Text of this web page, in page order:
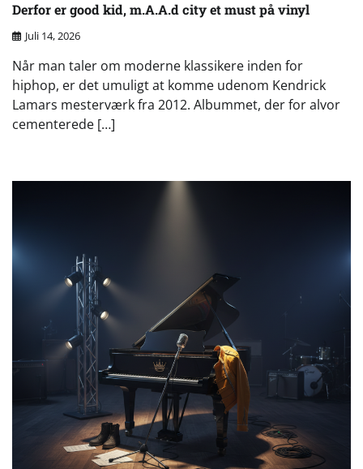
Derfor er good kid, m.A.A.d city et must på vinyl
Juli 14, 2026
Når man taler om moderne klassikere inden for
hiphop, er det umuligt at komme udenom Kendrick
Lamars mesterværk fra 2012. Albummet, der for alvor
cementerede […]